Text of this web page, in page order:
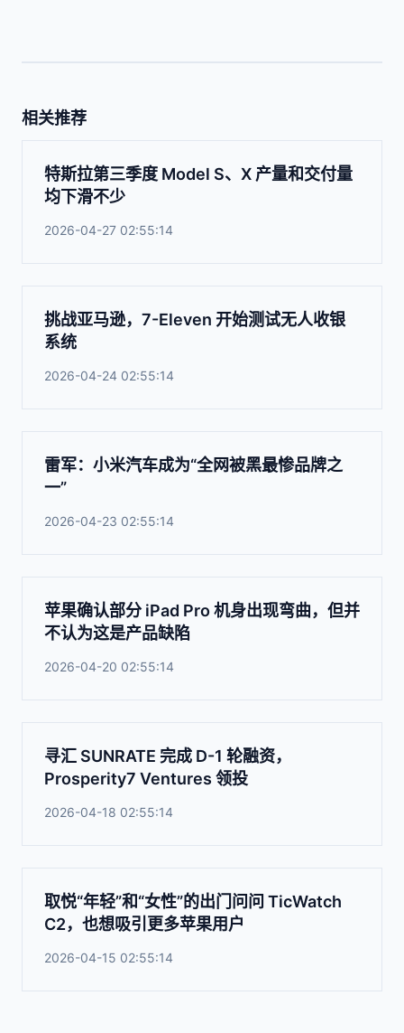
相关推荐
特斯拉第三季度 Model S、X 产量和交付量
均下滑不少
2026-04-27 02:55:14
挑战亚马逊，7-Eleven 开始测试无人收银
系统
2026-04-24 02:55:14
雷军：小米汽车成为“全网被黑最惨品牌之
一”
2026-04-23 02:55:14
苹果确认部分 iPad Pro 机身出现弯曲，但并
不认为这是产品缺陷
2026-04-20 02:55:14
寻汇 SUNRATE 完成 D-1 轮融资，
Prosperity7 Ventures 领投
2026-04-18 02:55:14
取悦“年轻”和“女性”的出门问问 TicWatch
C2，也想吸引更多苹果用户
2026-04-15 02:55:14